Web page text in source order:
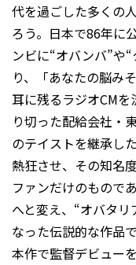
代を過ごした多くの
ろう。日本で86年に
ンビに“オバンバ”や
り、「あなたの脳み
耳に残るラジオCM
り切った配給会社・
のテイストを継承し
熱狂させ、その知名
ファンだけのもので
へと変え、“オバタ
なった伝説的な作品で
本作で監督デビュー